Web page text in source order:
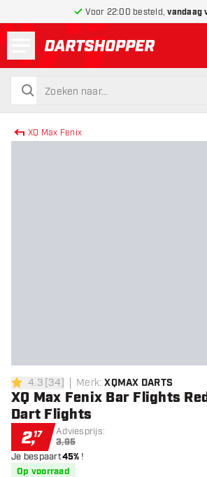
Voor 22:00 besteld,vandaag
terug naar home
zoeken
zoeken
XQ Max Fenix
4.3 score sterren
4.3[34] Merk: XQMAX DARTS
XQ Max Fenix Bar Flights
Dart Flights
2,17 Adviesprijs:
3,95
Je bespaart45% !
Op voorraad